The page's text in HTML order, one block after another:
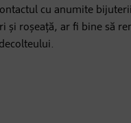
cu anumite
și roșeață, ar fi bine să